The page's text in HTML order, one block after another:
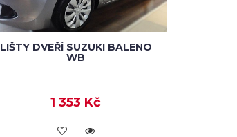
LIŠTY DVEŘÍ SUZUKI BALENO
WB
1 353 Kč
KOUPIT